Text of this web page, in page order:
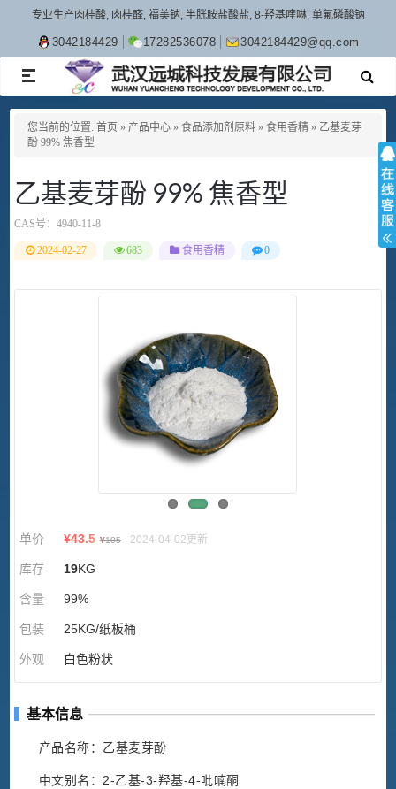
专业生产肉桂酸, 肉桂醛, 福美钠, 半胱胺盐酸盐, 8-羟基喹啉, 单氟磷酸钠
3042184429 17282536078 3042184429@qq.com
TOGGLE
NAVIGATION
您当前的位置: 首页 » 产品中心 » 食品添加剂原料 » 食用香精 » 乙基麦芽
酚 99% 焦香型
乙基麦芽酚 99% 焦香型
CAS号： 4940-11-8
2024-02-27 683 食用香精 0
单价 ¥43.5 ¥105 2024-04-02更新
库存 19KG
含量 99%
包装 25KG/纸板桶
外观 白色粉状
基本信息
产品名称：乙基麦芽酚
中文别名：2-乙基-3-羟基-4-吡喃酮